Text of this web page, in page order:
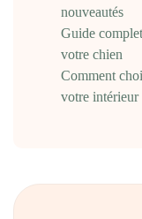
nouveautés
Guide
votre chien
Comment
votre intérieur